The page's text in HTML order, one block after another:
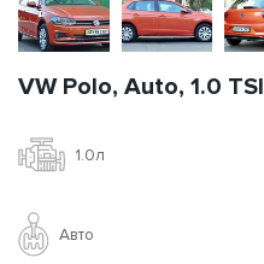
VW Polo, Auto, 1.0 TSI
1.0л
Авто